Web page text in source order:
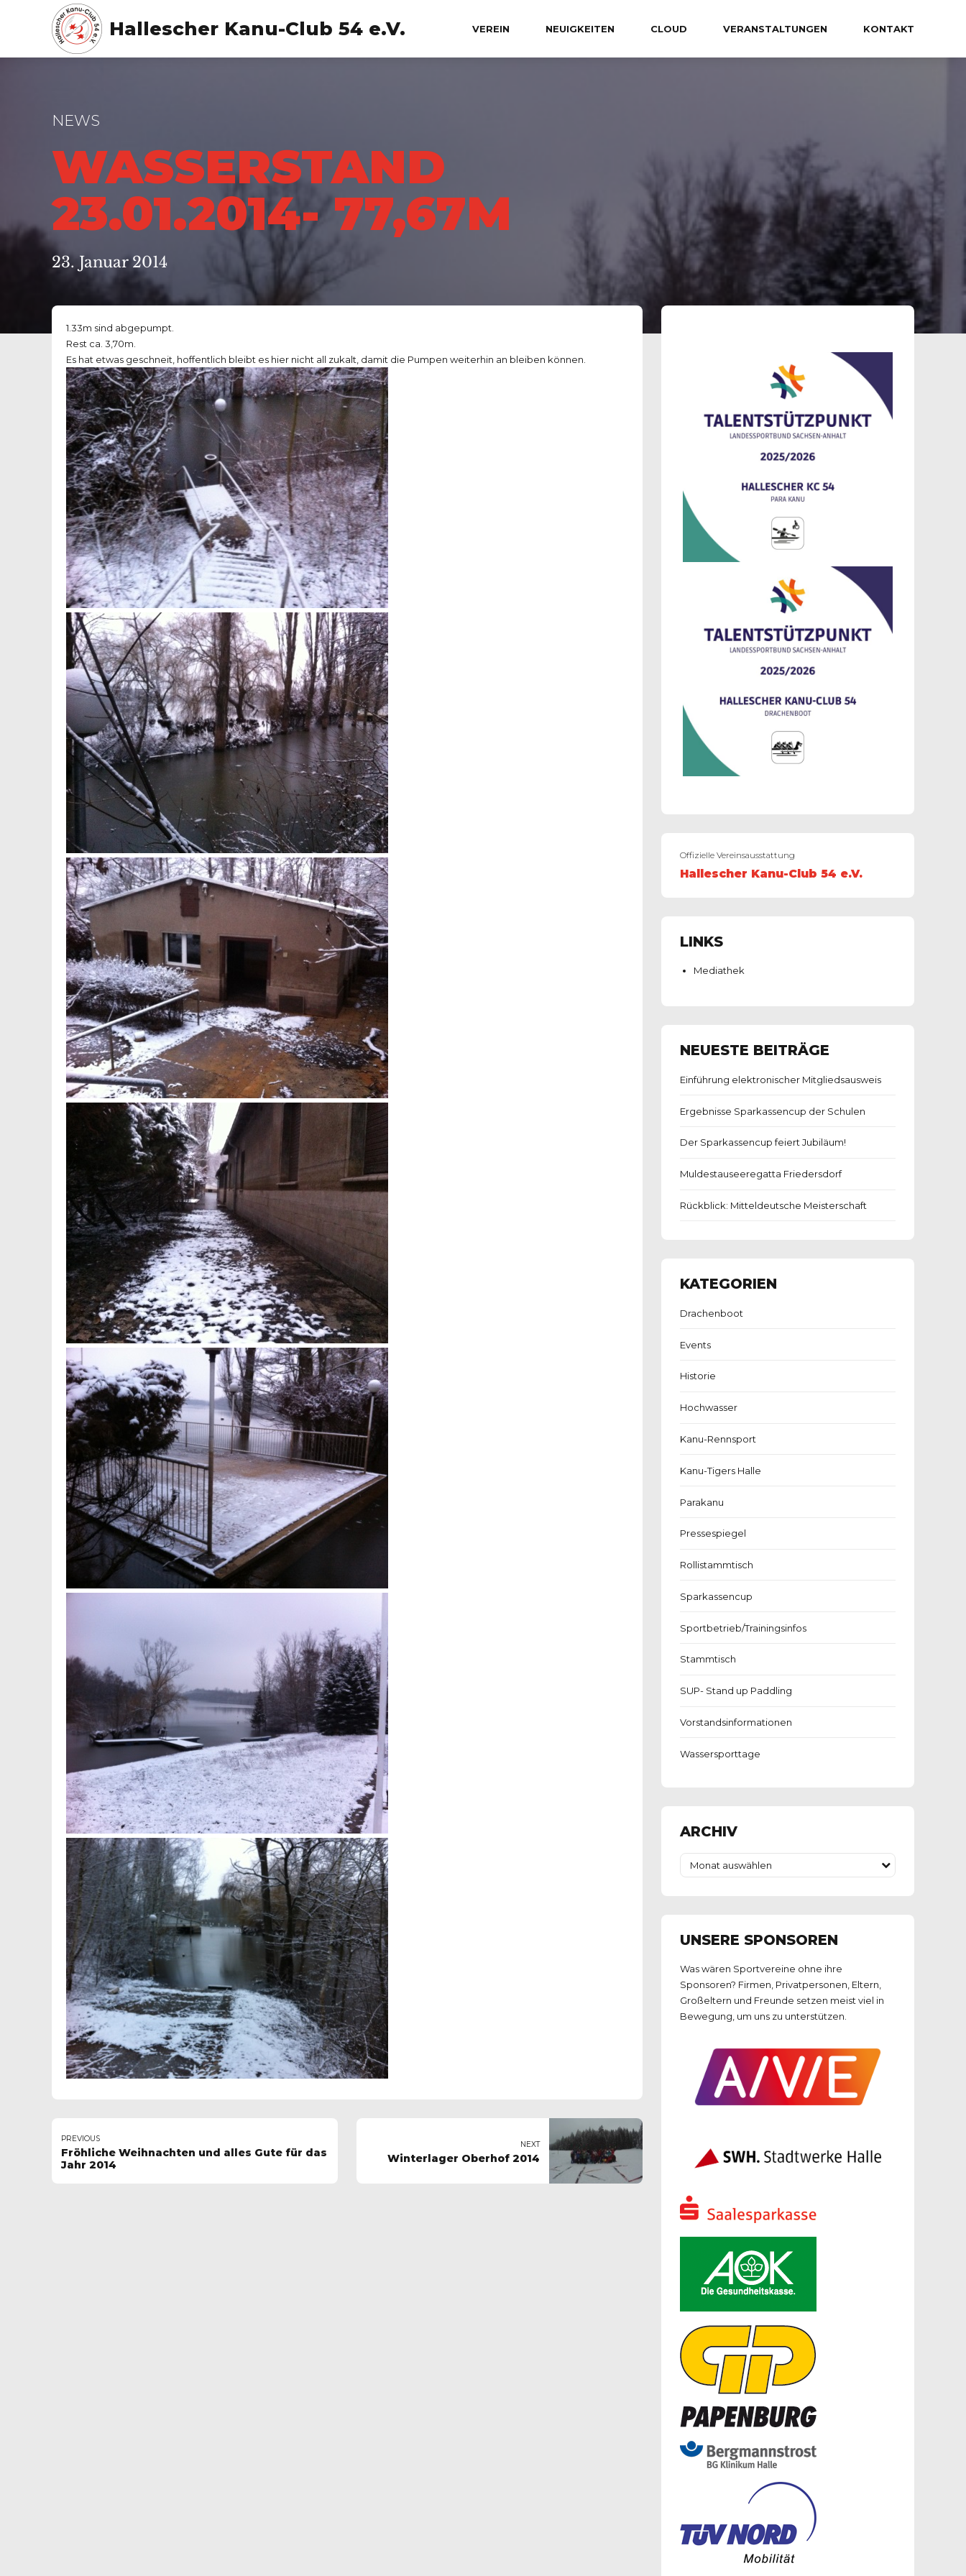
Hallescher Kanu-Club 54 e.V. VEREIN NEUIGKEITEN CLOUD VERANSTALTUNGEN KONTAKT
NEWS
WASSERSTAND
23.01.2014- 77,67M
23. Januar 2014
1.33m sind abgepumpt.
Rest ca. 3,70m.
Es hat etwas geschneit, hoffentlich bleibt es hier nicht all zukalt, damit die Pumpen weiterhin an bleiben können.
PREVIOUS
Fröhliche Weihnachten und alles Gute für das
Jahr 2014
NEXT
Winterlager Oberhof 2014
Offizielle Vereinsausstattung
Hallescher Kanu-Club 54 e.V.
LINKS
Mediathek
NEUESTE BEITRÄGE
Einführung elektronischer Mitgliedsausweis
Ergebnisse Sparkassencup der Schulen
Der Sparkassencup feiert Jubiläum!
Muldestauseeregatta Friedersdorf
Rückblick: Mitteldeutsche Meisterschaft
KATEGORIEN
Drachenboot
Events
Historie
Hochwasser
Kanu-Rennsport
Kanu-Tigers Halle
Parakanu
Pressespiegel
Rollistammtisch
Sparkassencup
Sportbetrieb/Trainingsinfos
Stammtisch
SUP- Stand up Paddling
Vorstandsinformationen
Wassersporttage
ARCHIV
Monat auswählen
UNSERE SPONSOREN
Was wären Sportvereine ohne ihre
Sponsoren? Firmen, Privatpersonen, Eltern,
Großeltern und Freunde setzen meist viel in
Bewegung, um uns zu unterstützen.